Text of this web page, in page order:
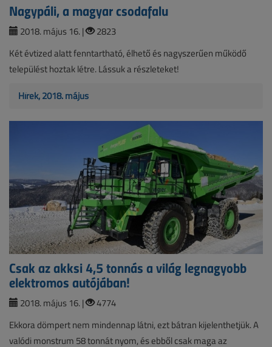
Nagypáli, a magyar csodafalu
2018. május 16. |
2823
Két évtized alatt fenntartható, élhető és nagyszerűen működő
települést hoztak létre. Lássuk a részleteket!
Hírek, 2018. május
Csak az akksi 4,5 tonnás a világ legnagyobb
elektromos autójában!
2018. május 16. |
4774
Ekkora dömpert nem mindennap látni, ezt bátran kijelenthetjük. A
valódi monstrum 58 tonnát nyom, és ebből csak maga az